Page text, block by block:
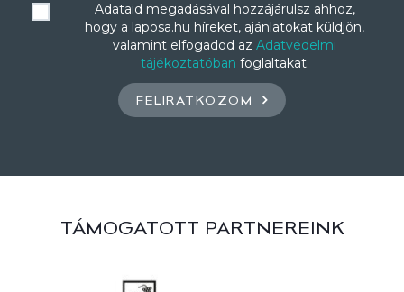
Adataid megadásával hozzájárulsz ahhoz,
hogy a laposa.hu híreket, ajánlatokat küldjön,
valamint elfogadod az Adatvédelmi
tájékoztatóban foglaltakat.
FELIRATKOZOM
TÁMOGATOTT PARTNEREINK